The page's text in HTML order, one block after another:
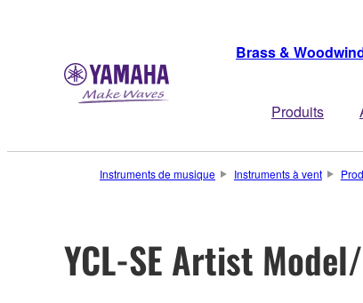
Brass &
Produits
Instruments de musique Instruments à vent
YCL-SE Artist